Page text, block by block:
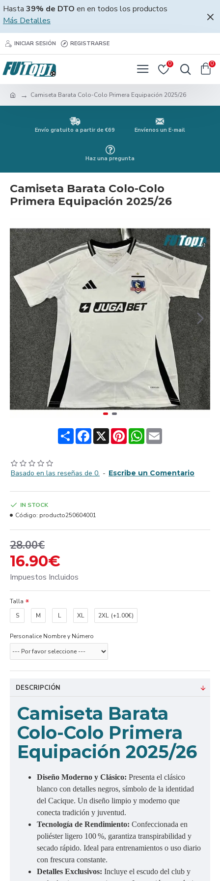
Hasta 39% de DTO en en todos los productos
Más Detalles
INICIAR SESIÓN REGISTRARSE
0 0
Camiseta Barata Colo-Colo Primera Equipación 2025/26
Envío gratuito a partir de €69 Envíenos un E-mail
Haz una pregunta
Camiseta Barata Colo-Colo
Primera Equipación 2025/26
ShareFacebook
X PinterestWhatsApp
Email
Basado en las reseñas de 0. - Escribe un Comentario
16.90€
28.00€
Impuestos Incluidos
IN STOCK
Código: producto250604001
Talla
S
M L XL 2XL (+1.00€)
Personalice Nombre y Número
DESCRIPCIÓN
Camiseta Barata
Colo-Colo Primera
Equipación 2025/26
Diseño Moderno y Clásico: Presenta el clásico
blanco con detalles negros, símbolo de la identidad
del Cacique. Un diseño limpio y moderno que
conecta tradición y juventud.
Tecnología de Rendimiento: Confeccionada en
poliéster ligero 100 %, garantiza transpirabilidad y
secado rápido. Ideal para entrenamientos o uso diario
con frescura constante.
Detalles Exclusivos: Incluye el escudo del club y